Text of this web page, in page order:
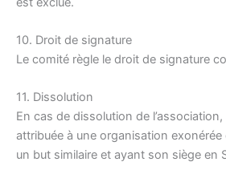
10. Droit de signature
Le comité règle le droit de signature
11. Dissolution
En cas de dissolution de
attribuée à une organisation
un but similaire et ayant son siège en